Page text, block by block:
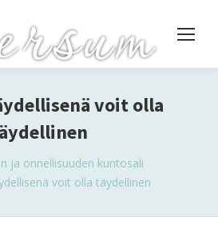
voit olla
ja onnellisuuden kuntosali
voit olla täydellinen